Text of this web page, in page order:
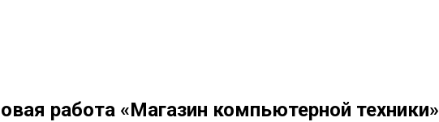
работа «Магазин компьютерной техники»